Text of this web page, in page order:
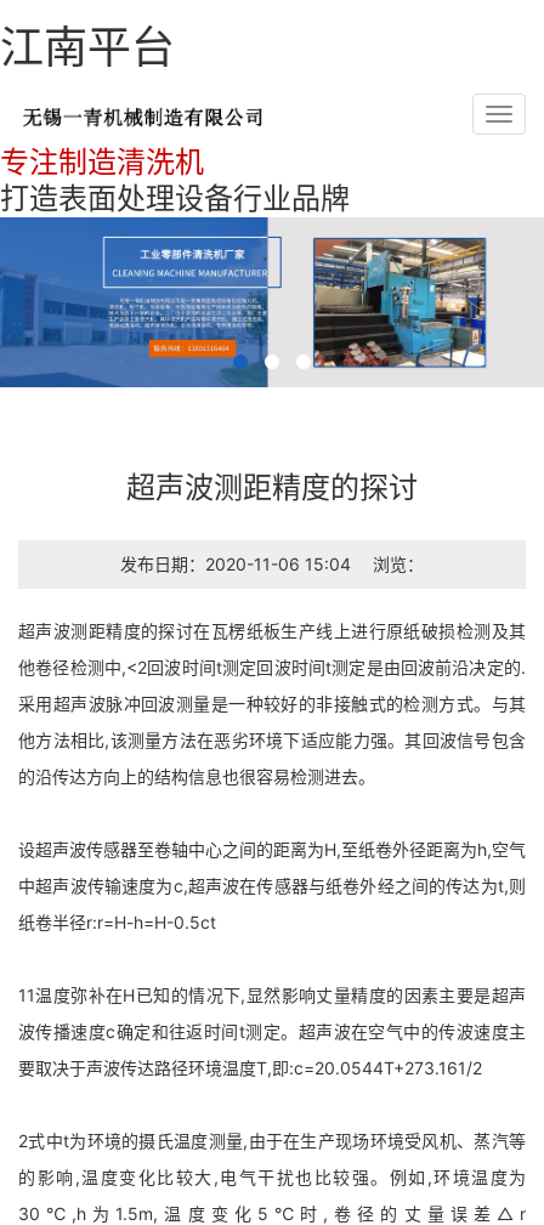
江南平台
专注制造清洗机
打造表面处理设备行业品牌
超声波测距精度的探讨
发布日期：2020-11-06 15:04 浏览：
超声波测距精度的探讨在瓦楞纸板生产线上进行原纸破损检测及其
他卷径检测中,<2回波时间t测定回波时间t测定是由回波前沿决定的.
采用超声波脉冲回波测量是一种较好的非接触式的检测方式。与其
他方法相比,该测量方法在恶劣环境下适应能力强。其回波信号包含
的沿传达方向上的结构信息也很容易检测进去。
设超声波传感器至卷轴中心之间的距离为H,至纸卷外径距离为h,空气
中超声波传输速度为c,超声波在传感器与纸卷外经之间的传达为t,则
纸卷半径r:r=H-h=H-0.5ct
11温度弥补在H已知的情况下,显然影响丈量精度的因素主要是超声
波传播速度c确定和往返时间t测定。超声波在空气中的传波速度主
要取决于声波传达路径环境温度T,即:c=20.0544T+273.161/2
2式中t为环境的摄氏温度测量,由于在生产现场环境受风机、蒸汽等
的影响,温度变化比较大,电气干扰也比较强。例如,环境温度为
30℃,h为1.5m,温度变化5℃时,卷径的丈量误差△r